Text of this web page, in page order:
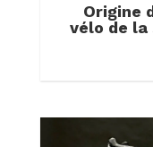
Origine
vélo de